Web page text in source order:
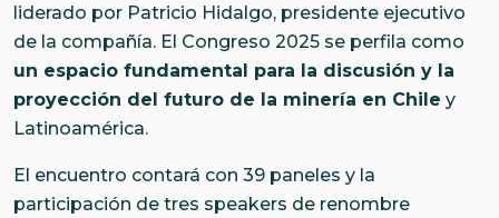
liderado por Patricio Hidalgo, presidente ejecutivo
de la compañía. El Congreso 2025 se perfila como
un espacio fundamental para la discusión y la
proyección del futuro de la minería en Chile y
Latinoamérica.
El encuentro contará con 39 paneles y la
participación de tres speakers de renombre